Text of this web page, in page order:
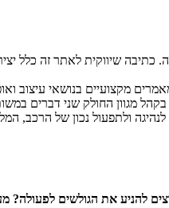
כתיבה שיווקית לאתר זה כלל
מקצועיים בנושאי עיצוב
מגוון החולק שני דברים
ולתפעול נכון של הרכב,
להניע את הגולשים